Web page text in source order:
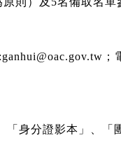
身分證影本」、「